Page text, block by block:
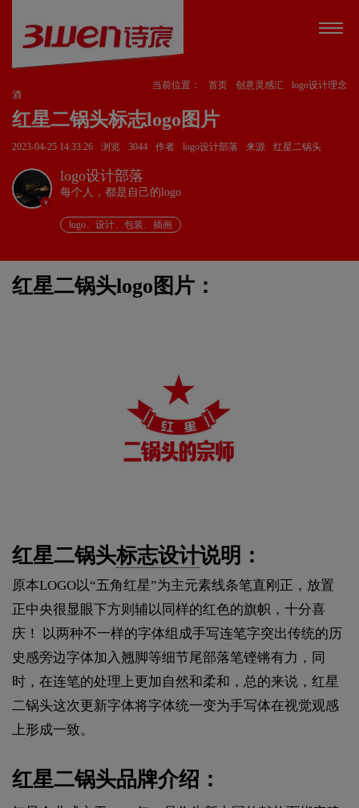
当前位置： 首页 创意灵感汇
logo设计理念
酒
红星二锅头标志logo图片
2023-04-25 14:33:26 浏览 3044 作者 logo设计部落 来源 红星二锅头
v
logo设计部落
每个人，都是自己的logo
logo、设计、包装、插画
红星二锅头logo图片：
红星二锅头标志设计说明：
原本LOGO以“五角红星”为主元素线条笔直刚正，放置
正中央很显眼下方则辅以同样的红色的旗帜，十分喜
庆！ 以两种不一样的字体组成手写连笔字突出传统的历
史感旁边字体加入翘脚等细节尾部落笔铿锵有力，同
时，在连笔的处理上更加自然和柔和，总的来说，红星
二锅头这次更新字体将字体统一变为手写体在视觉观感
上形成一致。
红星二锅头品牌介绍：